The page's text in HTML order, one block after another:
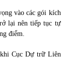
vào các gói kích
lại nên tiếp tục tự
điểm.
Cục Dự trữ Liên